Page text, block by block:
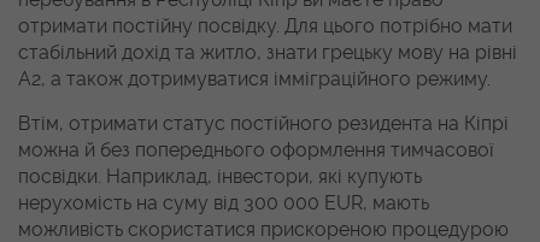
отримати постійну посвідку. Для цього потрібно мати
стабільний дохід та житло, знати грецьку мову на рівні
A2, а також дотримуватися імміграційного режиму.
Втім, отримати статус постійного резидента на Кіпрі
можна й без попереднього оформлення тимчасової
посвідки. Наприклад, інвестори, які купують
нерухомість на суму від 300 000 EUR, мають
можливість скористатися прискореною процедурою